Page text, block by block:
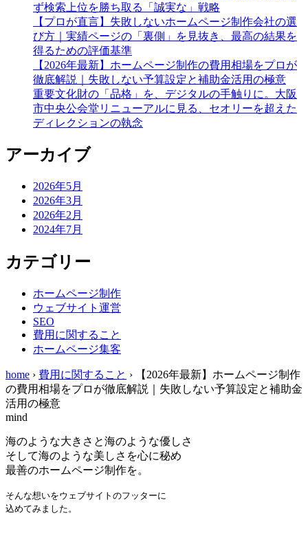
ず検索上位を勝ち取る「誠実な」戦略
【プロが直言】失敗しないホームページ制作会社の選
び方｜実績ページの「裏側」を見抜き、最高の結果を
得るための評価基準
【2026年最新】ホームページ制作の費用相場をプロが
徹底解説｜失敗しない予算設定と補助金活用の極意
重要文化財の「品格」を、デジタルの手触りに。大阪
市中央公会堂リニューアルに見る、セオリーを超えた
ディレクションの執念
アーカイブ
2026年5月
2026年3月
2026年2月
2024年7月
カテゴリー
ホームページ制作
ウェブサイト運営
SEO
費用に関すること
ホームページ集客
home › 費用に関すること › 【2026年最新】ホームページ制作
の費用相場をプロが徹底解説｜失敗しない予算設定と補助金
活用の極意
mind
海のような大きさと海のような優しさ
そして海のような美しさを心に秘め
最善のホームページ制作を。
そんな想いをウェブサイトのフッターに
込めてみました。